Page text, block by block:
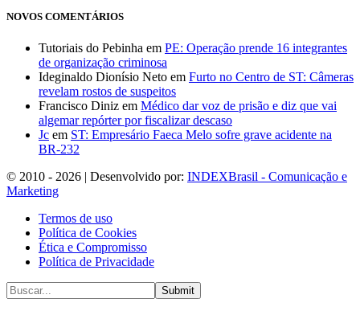
NOVOS COMENTÁRIOS
Tutoriais do Pebinha em PE: Operação prende 16 integrantes
de organização criminosa
Ideginaldo Dionísio Neto em Furto no Centro de ST: Câmeras
revelam rostos de suspeitos
Francisco Diniz em Médico dar voz de prisão e diz que vai
algemar repórter por fiscalizar descaso
Jc em ST: Empresário Faeca Melo sofre grave acidente na
BR-232
© 2010 - 2026 | Desenvolvido por: INDEXBrasil - Comunicação e
Marketing
Termos de uso
Política de Cookies
Ética e Compromisso
Política de Privacidade
Submit